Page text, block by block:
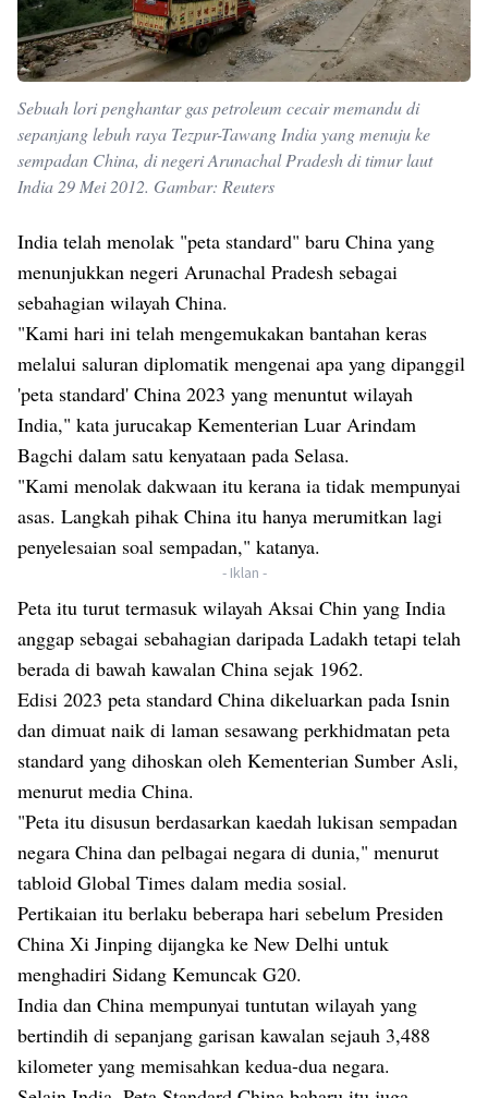
Sebuah lori penghantar gas petroleum cecair memandu di
sepanjang lebuh raya Tezpur-Tawang India yang menuju ke
sempadan China, di negeri Arunachal Pradesh di timur laut
India 29 Mei 2012. Gambar: Reuters
India telah menolak "peta standard" baru China yang
menunjukkan negeri Arunachal Pradesh sebagai
sebahagian wilayah China.
"Kami hari ini telah mengemukakan bantahan keras
melalui saluran diplomatik mengenai apa yang dipanggil
'peta standard' China 2023 yang menuntut wilayah
India," kata jurucakap Kementerian Luar Arindam
Bagchi dalam satu kenyataan pada Selasa.
"Kami menolak dakwaan itu kerana ia tidak mempunyai
asas. Langkah pihak China itu hanya merumitkan lagi
penyelesaian soal sempadan," katanya.
- Iklan -
Peta itu turut termasuk wilayah Aksai Chin yang India
anggap sebagai sebahagian daripada Ladakh tetapi telah
berada di bawah kawalan China sejak 1962.
Edisi 2023 peta standard China dikeluarkan pada Isnin
dan dimuat naik di laman sesawang perkhidmatan peta
standard yang dihoskan oleh Kementerian Sumber Asli,
menurut media China.
"Peta itu disusun berdasarkan kaedah lukisan sempadan
negara China dan pelbagai negara di dunia," menurut
tabloid Global Times dalam media sosial.
Pertikaian itu berlaku beberapa hari sebelum Presiden
China Xi Jinping dijangka ke New Delhi untuk
menghadiri Sidang Kemuncak G20.
India dan China mempunyai tuntutan wilayah yang
bertindih di sepanjang garisan kawalan sejauh 3,488
kilometer yang memisahkan kedua-dua negara.